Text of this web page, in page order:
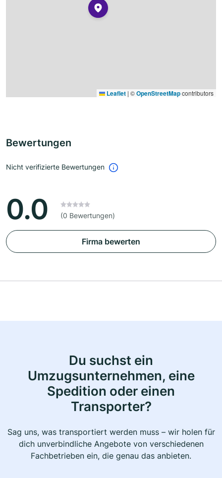
Leaflet | ©OpenStreetMapcontributors
Bewertungen
Nicht verifizierte Bewertungen
0.0 (0 Bewertungen)
Firma bewerten
Du suchst ein
Umzugsunternehmen, eine
Spedition oder einen
Transporter?
Sag uns, was transportiert werden muss – wir holen für
dich unverbindliche Angebote von verschiedenen
Fachbetrieben ein, die genau das anbieten.